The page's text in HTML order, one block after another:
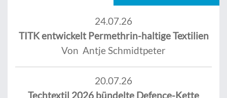
24.07.26
TITK entwickelt Permethrin-haltige Textilien
Von Antje Schmidtpeter
20.07.26
Techtextil 2026 bündelte Defence-Kette